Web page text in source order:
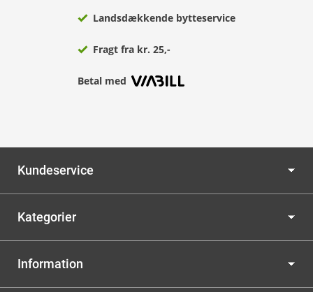
Landsdækkende bytteservice
Fragt fra kr. 25,-
Betal med
Kundeservice
Kategorier
Information